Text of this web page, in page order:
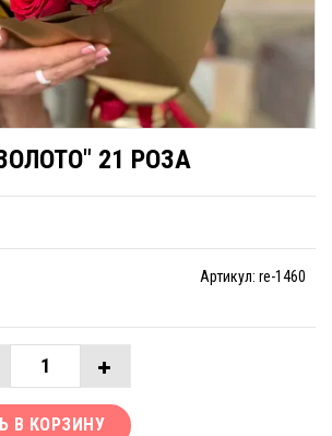
21 РОЗА
Артикул: re-1460
В КОРЗИНУ